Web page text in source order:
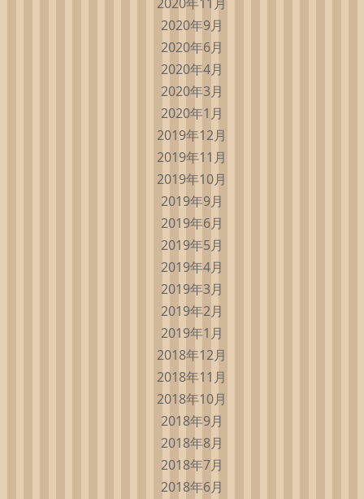
2020年9月
2020年6月
2020年4月
2020年3月
2020年1月
2019年12月
2019年11月
2019年10月
2019年9月
2019年6月
2019年5月
2019年4月
2019年3月
2019年2月
2019年1月
2018年12月
2018年11月
2018年10月
2018年9月
2018年8月
2018年7月
2018年6月